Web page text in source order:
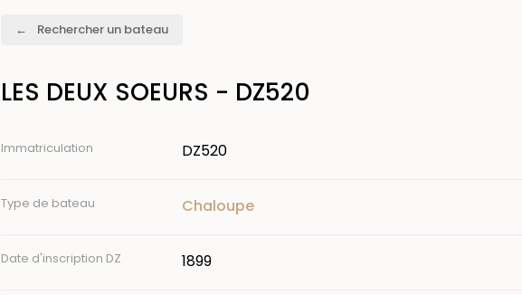
Rechercher un bateau
LES DEUX SOEURS - DZ520
Immatriculation DZ520
Type de bateau Chaloupe
Date d'inscription DZ 1899